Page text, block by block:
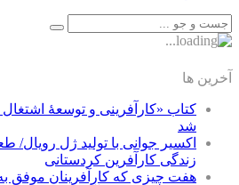
آخرین ها
کتاب «کارآفرینی و توسعۀ
شد
اکسیر جوانی با تولید ژل
زندگی کارآفرین کردستانی
هفت چیزی که کارآفرینان موفق به